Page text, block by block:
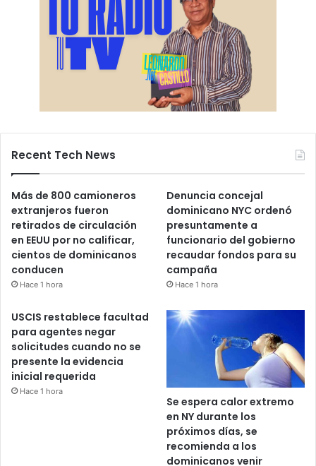
Recent Tech News
Más de 800 camioneros
extranjeros fueron
retirados de circulación
en EEUU por no calificar,
cientos de dominicanos
conducen
Hace 1 hora
Denuncia concejal
dominicano NYC ordenó
presuntamente a
funcionario del gobierno
recaudar fondos para su
campaña
Hace 1 hora
USCIS restablece facultad
para agentes negar
solicitudes cuando no se
presente la evidencia
inicial requerida
Hace 1 hora
Se espera calor extremo
en NY durante los
próximos días, se
recomienda a los
dominicanos venir